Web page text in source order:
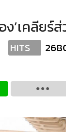
ง’เคลียร์
HITS